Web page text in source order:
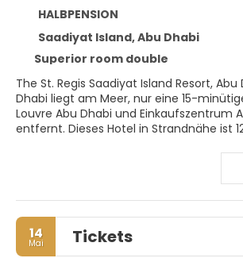
HALBPENSION
Saadiyat Island, Abu Dhabi
Superior room double
The St. Regis Saadiyat Island Resort, Abu
Dhabi liegt am Meer, nur eine 15-
Louvre Abu Dhabi und Einkaufszentrum
entfernt. Dieses Hotel in Strandnähe ist 12 km von
Gönn dir einen Besuch des
Massagen bietet. Es stehen 3
aber auch der Privatstrand ist einen
Kostenloses WLAN, ein Concierge-
(gegen Gebühr) stehen ebenfalls zur
14
Mai Tickets